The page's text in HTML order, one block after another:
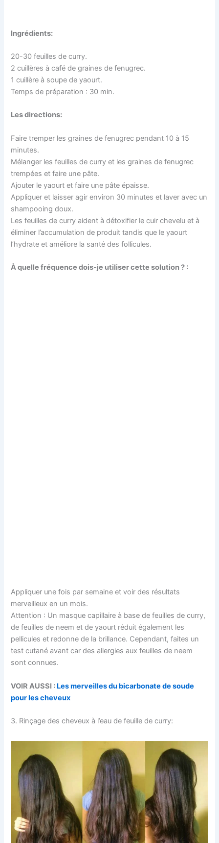
Ingrédients:
20-30 feuilles de curry.
2 cuillères à café de graines de fenugrec.
1 cuillère à soupe de yaourt.
Temps de préparation : 30 min.
Les directions:
Faire tremper les graines de fenugrec pendant 10 à 15
minutes.
Mélanger les feuilles de curry et les graines de fenugrec
trempées et faire une pâte.
Ajouter le yaourt et faire une pâte épaisse.
Appliquer et laisser agir environ 30 minutes et laver avec un
shampooing doux.
Les feuilles de curry aident à détoxifier le cuir chevelu et à
éliminer l’accumulation de produit tandis que le yaourt
l’hydrate et améliore la santé des follicules.
À quelle fréquence dois-je utiliser cette solution ? :
Appliquer une fois par semaine et voir des résultats
merveilleux en un mois.
Attention : Un masque capillaire à base de feuilles de curry,
de feuilles de neem et de yaourt réduit également les
pellicules et redonne de la brillance. Cependant, faites un
test cutané avant car des allergies aux feuilles de neem
sont connues.
VOIR AUSSI : Les merveilles du bicarbonate de soude
pour les cheveux
3. Rinçage des cheveux à l’eau de feuille de curry: